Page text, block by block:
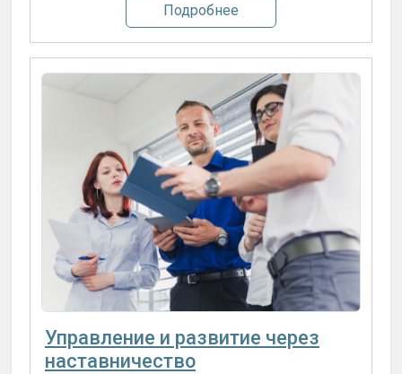
Подробнее
Управление и развитие через
наставничество